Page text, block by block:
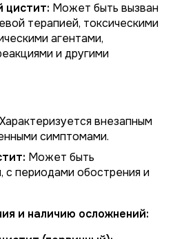
цистит: Может быть вызван
терапией, токсическими
агентами,
и другими
Характеризуется внезапным
симптомами.
Может быть
периодами обострения и
и наличию осложнений: